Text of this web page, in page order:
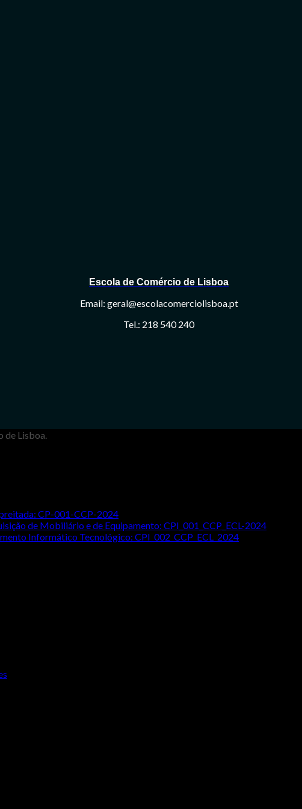
Escola de Comércio de Lisboa
Email: geral@escolacomerciolisboa.pt
Tel.: 218 540 240
de Lisboa.
CP-001-CCP-2024
de Mobiliário e de Equipamento: CPI_001_CCP_ECL-2024
Informático Tecnológico: CPI_002_CCP_ECL_2024